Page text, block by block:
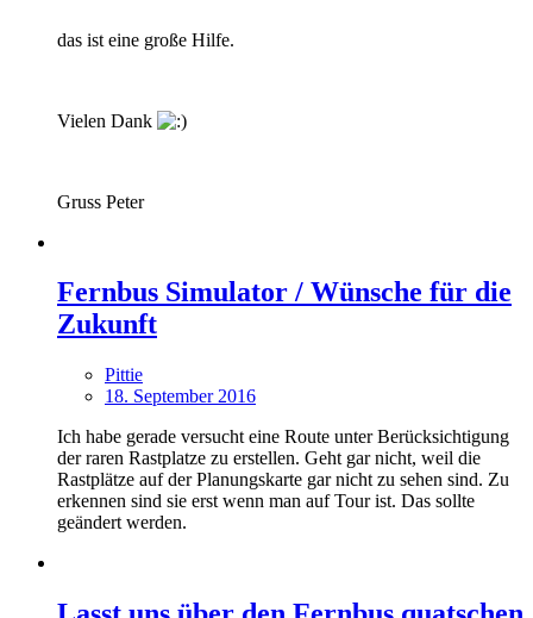
das ist eine große Hilfe.
Vielen Dank
Gruss Peter
Fernbus Simulator / Wünsche für die
Zukunft
Pittie
18. September 2016
Ich habe gerade versucht eine Route unter Berücksichtigung
der raren Rastplatze zu erstellen. Geht gar nicht, weil die
Rastplätze auf der Planungskarte gar nicht zu sehen sind. Zu
erkennen sind sie erst wenn man auf Tour ist. Das sollte
geändert werden.